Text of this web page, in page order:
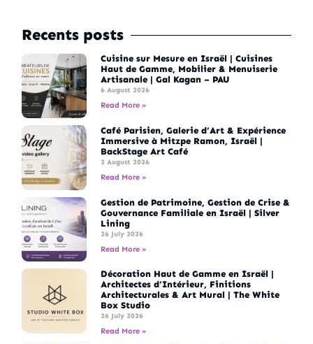
Recents posts
Cuisine sur Mesure en Israël | Cuisines
Haut de Gamme, Mobilier & Menuiserie
Artisanale | Gal Kagan – PAU
6 August 2026
Read More »
Café Parisien, Galerie d’Art & Expérience
Immersive à Mitzpe Ramon, Israël |
BackStage Art Café
2 August 2026
Read More »
Gestion de Patrimoine, Gestion de Crise &
Gouvernance Familiale en Israël | Silver
Lining
26 July 2026
Read More »
Décoration Haut de Gamme en Israël |
Architectes d’Intérieur, Finitions
Architecturales & Art Mural | The White
Box Studio
26 July 2026
Read More »